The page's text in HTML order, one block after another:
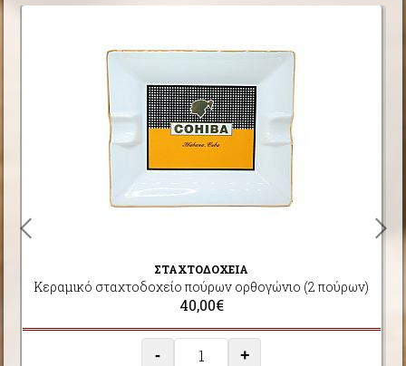
ΣΤΑΧΤΟΔΟΧΕΙΑ
Κεραμικό σταχτοδοχείο πούρων ορθογώνιο (2 πούρων)
40,00€
- +